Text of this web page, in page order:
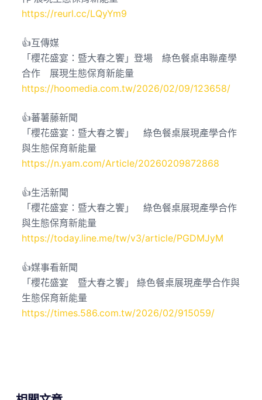
https://reurl.cc/LQyYm9
👍互傳媒
「櫻花盛宴：暨大春之饗」登場 綠色餐桌串聯產學
合作 展現生態保育新能量
https://hoomedia.com.tw/2026/02/09/123658/
👍蕃薯藤新聞
「櫻花盛宴：暨大春之饗」 綠色餐桌展現產學合作
與生態保育新能量
https://n.yam.com/Article/20260209872868
👍生活新聞
「櫻花盛宴：暨大春之饗」 綠色餐桌展現產學合作
與生態保育新能量
https://today.line.me/tw/v3/article/PGDMJyM
👍媒事看新聞
「櫻花盛宴 暨大春之饗」 綠色餐桌展現產學合作與
生態保育新能量
https://times.586.com.tw/2026/02/915059/